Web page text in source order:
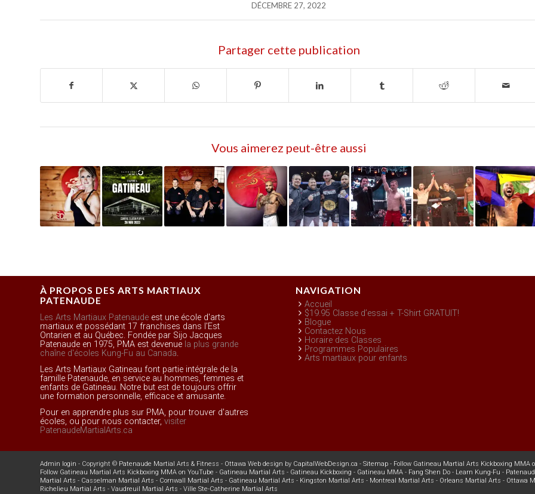
DÉCEMBRE 27, 2022
Partager cette publication
Vous aimerez peut-être aussi
À PROPOS DES ARTS MARTIAUX
PATENAUDE
Les Arts Martiaux Patenaude est une école d'arts
martiaux et possédant 17 franchises dans l'Est
Ontarien et au Québec. Fondée par Sijo Jacques
Patenaude en 1975, PMA est devenue la plus grande
chaîne d'écoles Kung-Fu au Canada.
Les Arts Martiaux Gatineau font partie intégrale de la
famille Patenaude, en service au hommes, femmes et
enfants de Gatineau. Notre but est de toujours offrir
une formation personnelle, efficace et amusante.
Pour en apprendre plus sur PMA, pour trouver d'autres
écoles, ou pour nous contacter, visiter
PatenaudeMartialArts.ca
NAVIGATION
Accueil
$19.95 Classe d’essai + T-Shirt GRATUIT!
Blogue
Contactez Nous
Horaire des Classes
Programmes Populaires
Arts martiaux pour enfants
Admin login - Copyright © Patenaude Martial Arts & Fitness - Ottawa Web design by CapitalWebDesign.ca - Sitemap - Follow Gatineau Martial Arts Kickboxing MMA
Follow Gatineau Martial Arts Kickboxing MMA on YouTube - Gatineau Martial Arts - Gatineau Kickboxing - Gatineau MMA - Fang Shen Do - Learn Kung-Fu -
Martial Arts - Casselman Martial Arts - Cornwall Martial Arts - Gatineau Martial Arts - Kingston Martial Arts - Montreal Martial Arts - Orleans Martial Arts - Ottawa
Richelieu Martial Arts - Vaudreuil Martial Arts - Ville Ste-Catherine Martial Arts